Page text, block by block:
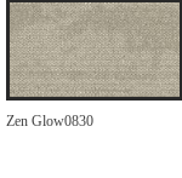
Zen Glow0830